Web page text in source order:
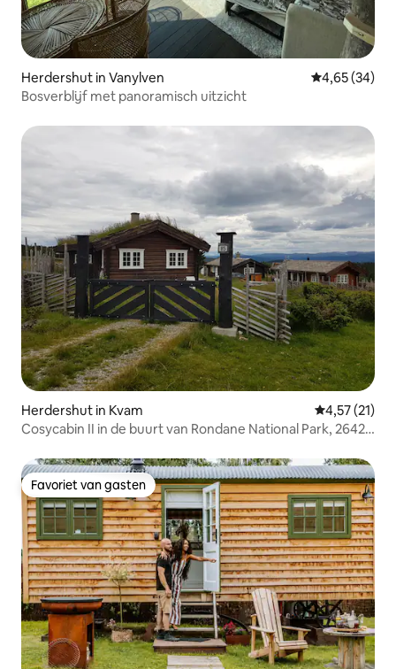
Herdershut in Vanylven Gemiddelde
4,65 (34)
Bosverblijf met panoramisch uitzicht
Herdershut in Kvam Gemiddelde
4,57 (21)
Cosycabin II in de buurt van Rondane National Park, 2642
Favoriet van gasten
Favoriet van gasten